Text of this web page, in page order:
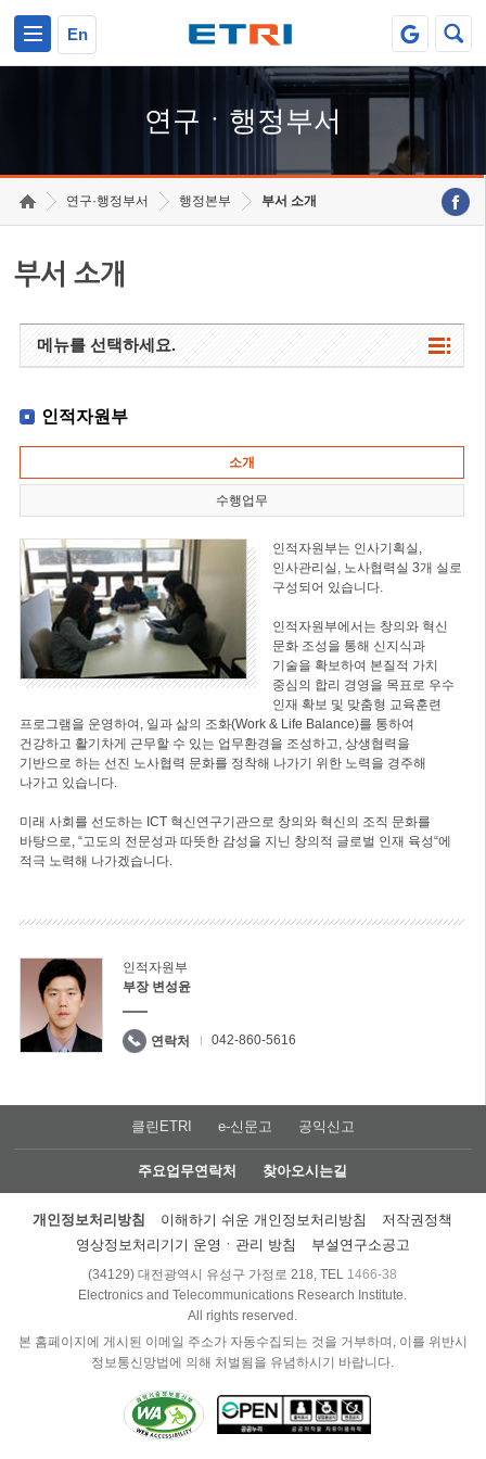
En
연구ㆍ행정부서
연구·행정부서 행정본부 부서 소개
부서 소개
메뉴를 선택하세요.
인적자원부
소개
수행업무
인적자원부는 인사기획실,
인사관리실, 노사협력실 3개 실로
구성되어 있습니다.
인적자원부에서는 창의와 혁신
문화 조성을 통해 신지식과
기술을 확보하여 본질적 가치
중심의 합리 경영을 목표로 우수
인재 확보 및 맞춤형 교육훈련
프로그램을 운영하여, 일과 삶의 조화(Work & Life Balance)를 통하여
건강하고 활기차게 근무할 수 있는 업무환경을 조성하고, 상생협력을
기반으로 하는 선진 노사협력 문화를 정착해 나가기 위한 노력을 경주해
나가고 있습니다.
미래 사회를 선도하는 ICT 혁신연구기관으로 창의와 혁신의 조직 문화를
바탕으로, “고도의 전문성과 따뜻한 감성을 지닌 창의적 글로벌 인재 육성“에
적극 노력해 나가겠습니다.
인적자원부
부장 변성윤
연락처 042-860-5616
클린ETRI e-신문고 공익신고
주요업무연락처 찾아오시는길
개인정보처리방침 이해하기 쉬운 개인정보처리방침
저작권정책
영상정보처리기기 운영ㆍ관리 방침
부설연구소공고
(34129) 대전광역시 유성구 가정로 218, TEL 1466-38
Electronics and Telecommunications Research Institute.
All rights reserved.
본 홈페이지에 게시된 이메일 주소가 자동수집되는 것을 거부하며, 이를 위반시
정보통신망법에 의해 처벌됨을 유념하시기 바랍니다.